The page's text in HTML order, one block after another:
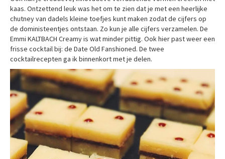
kaas. Ontzettend leuk was het om te zien dat je met een heerlijke
chutney van dadels kleine toefjes kunt maken zodat de cijfers op
de doministeentjes ontstaan. Zo kun je alle cijfers verzamelen. De
Emmi KALTBACH Creamy is wat minder pittig. Ook hier past weer een
frisse cocktail bij: de Date Old Fanshioned. De twee
cocktailrecepten ga ik binnenkort met je delen.